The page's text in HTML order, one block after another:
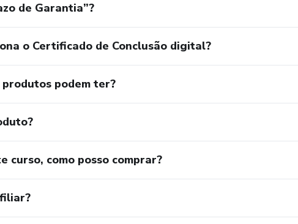
de Garantia”?
o Certificado de Conclusão digital?
podem ter?
curso, como posso comprar?